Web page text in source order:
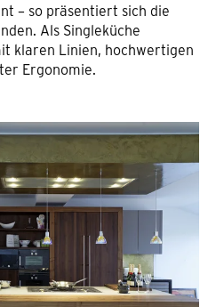
– so präsentiert sich die
Als Singleküche
klaren Linien, hochwertigen
Ergonomie.